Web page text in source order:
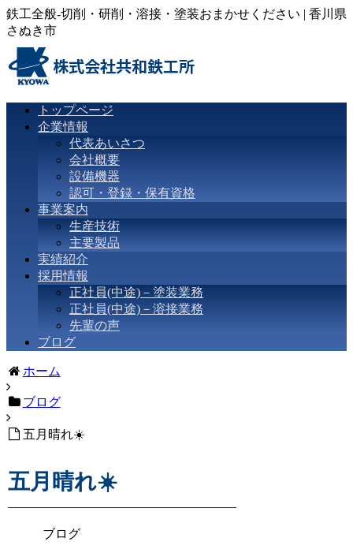
鉄工全般-切削・研削・溶接・塗装おまかせください | 香川県
さぬき市
トップページ
企業情報
代表あいさつ
会社概要
設備機器
認可・登録・保有資格
事業案内
生産技術
主要製品
実績紹介
採用情報
正社員(中途)－塗装業務
正社員(中途)－溶接業務
先輩の声
ブログ
ホーム
ブログ
五月晴れ☀️
五月晴れ☀️
ブログ